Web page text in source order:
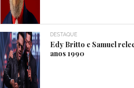
DESTAQUE
Edy Britto e Samuel
anos 1990